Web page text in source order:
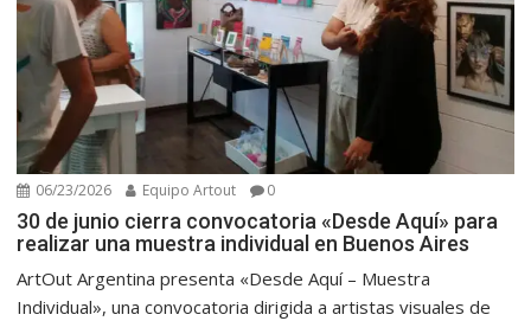
06/23/2026 Equipo Artout 0
30 de junio cierra convocatoria «Desde Aquí» para
realizar una muestra individual en Buenos Aires
ArtOut Argentina presenta «Desde Aquí – Muestra
Individual», una convocatoria dirigida a artistas visuales de